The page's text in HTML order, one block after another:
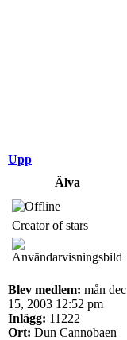
Upp
Älva
Creator of stars
Blev medlem: mån dec
15, 2003 12:52 pm
Inlägg: 11222
Ort: Dun Cannobaen